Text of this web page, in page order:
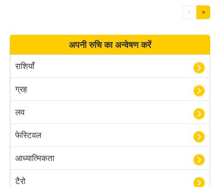
< >
अपनी रुचि का अन्वेषण करें
राशियाँ
ग्रह
लव
फेस्टिवल
आध्यात्मिकता
टैरो